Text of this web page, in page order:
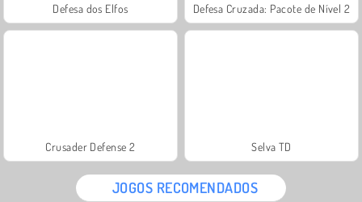
Defesa dos Elfos Defesa Cruzada: Pacote de Nível 2
Crusader Defense 2 Selva TD
JOGOS RECOMENDADOS